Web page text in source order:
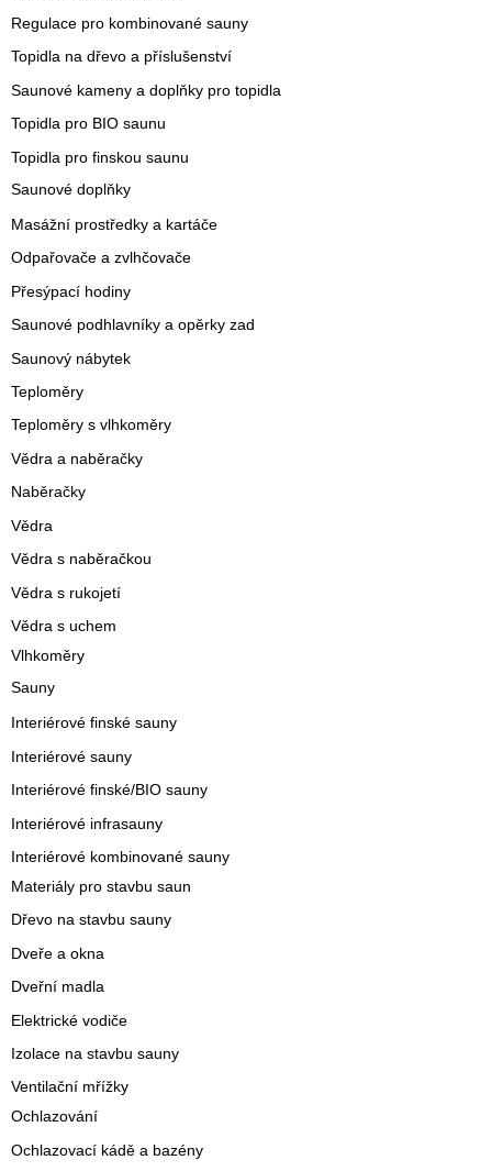
Regulace pro kombinované sauny
Topidla na dřevo a příslušenství
Saunové kameny a doplňky pro topidla
Topidla pro BIO saunu
Topidla pro finskou saunu
Saunové doplňky
Masážní prostředky a kartáče
Odpařovače a zvlhčovače
Přesýpací hodiny
Saunové podhlavníky a opěrky zad
Saunový nábytek
Teploměry
Teploměry s vlhkoměry
Vědra a naběračky
Naběračky
Vědra
Vědra s naběračkou
Vědra s rukojetí
Vědra s uchem
Vlhkoměry
Sauny
Interiérové finské sauny
Interiérové sauny
Interiérové finské/BIO sauny
Interiérové infrasauny
Interiérové kombinované sauny
Materiály pro stavbu saun
Dřevo na stavbu sauny
Dveře a okna
Dveřní madla
Elektrické vodiče
Izolace na stavbu sauny
Ventilační mřížky
Ochlazování
Ochlazovací kádě a bazény